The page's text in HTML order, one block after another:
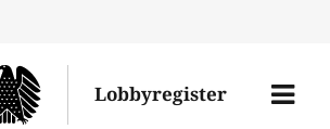
Lobbyregister
Menü